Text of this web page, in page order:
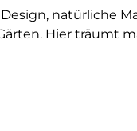
natürliche
Hier träumt